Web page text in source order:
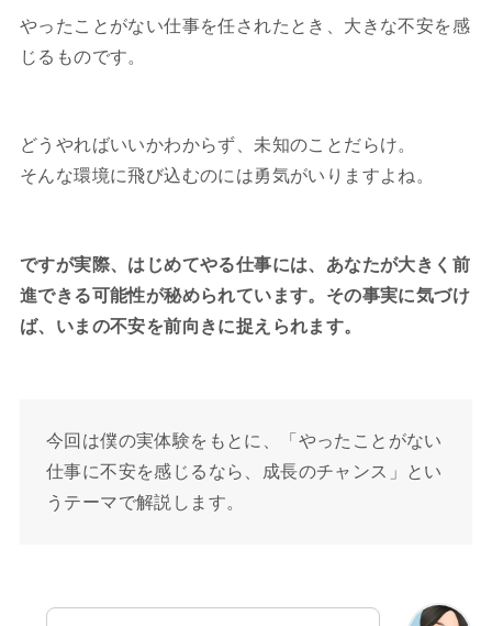
やったことがない仕事を任されたとき、大きな不安を感
じるものです。
どうやればいいかわからず、未知のことだらけ。
そんな環境に飛び込むのには勇気がいりますよね。
ですが実際、はじめてやる仕事には、あなたが大きく前
進できる可能性が秘められています。その事実に気づけ
ば、いまの不安を前向きに捉えられます。
今回は僕の実体験をもとに、「やったことがない
仕事に不安を感じるなら、成長のチャンス」とい
うテーマで解説します。